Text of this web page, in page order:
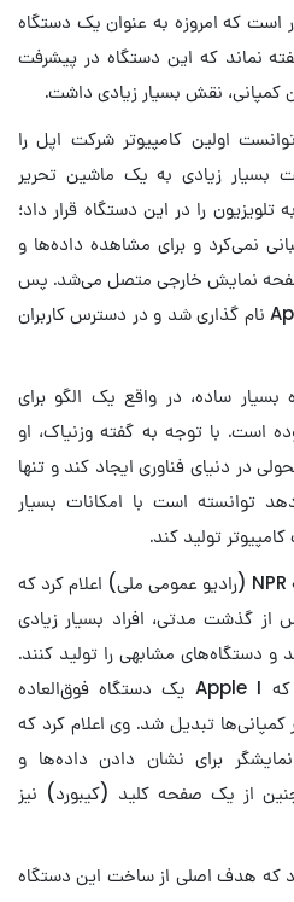
است که امروزه به عنوان یک دستگاه
نماند که این دستگاه در پیشرفت
نقش بسیار زیادی داشت.
اولین کامپیوتر شرکت اپل را
بسیار زیادی به یک ماشین تحریر
را در این دستگاه قرار داد؛
نمی‌کرد و برای مشاهده داده‌ها و
نمایش خارجی متصل می‌شد. پس
از گذشت مدتی این گجت Apple I نام گذاری شد و در دسترس کاربران
ساده، در واقع یک الگو برای
است. با توجه به گفته وزنیاک، او
در دنیای فناوری ایجاد کند و تنها
توانسته است با امکانات بسیار
تولید کند.
وزنیاک در سال ۲۰۰۶ در مصاحبه NPR (رادیو عمومی ملی) اعلام کرد که
گذشت مدتی، افراد بسیار زیادی
و دستگاه‌های مشابهی را تولید کنند.
این موضوع کاملا صحت دارد که Apple I یک دستگاه فوق‌العاده
کمپانی‌ها تبدیل شد. وی اعلام کرد که
برای نشان دادن داده‌ها و
از یک صفحه کلید (کیبورد) نیز
که هدف اصلی از ساخت این دستگاه